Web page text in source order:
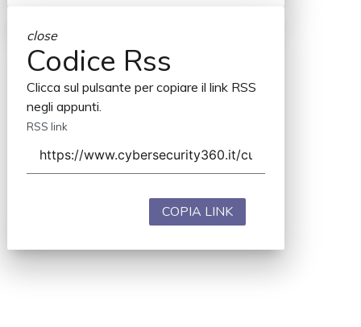
close
Codice Rss
Clicca sul pulsante per copiare il link RSS
negli appunti.
RSS link
COPIA LINK